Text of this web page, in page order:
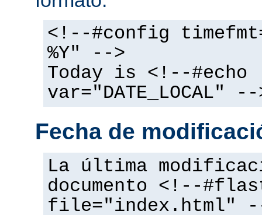
<!--#config
%Y" -->
Today is <!--#echo
var="DATE_LOCAL" --
Fecha de
La última
documento <!--
file="index.html"